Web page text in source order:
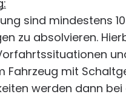
sind mindestens
zu absolvieren.
Fahrzeug mit
werden dann